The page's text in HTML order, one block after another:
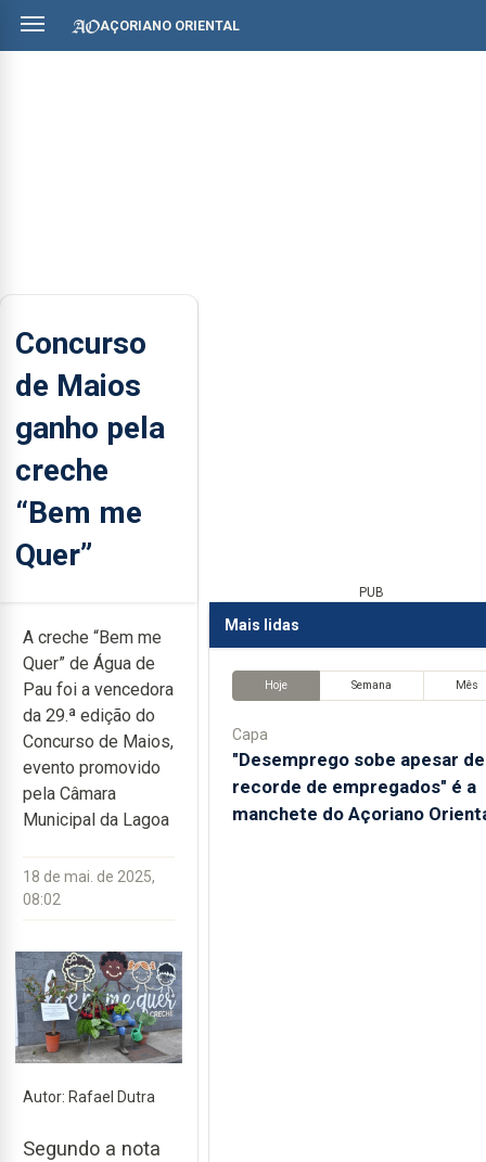
AÇORIANO ORIENTAL
Concurso
de Maios
ganho pela
creche
“Bem me
Quer”
A creche “Bem me
Quer” de Água de
Pau foi a vencedora
da 29.ª edição do
Concurso de Maios,
evento promovido
pela Câmara
Municipal da Lagoa
18 de mai. de 2025,
08:02
Autor: Rafael Dutra
Segundo a nota
PUB
Mais lidas
Hoje Semana Mês
Capa
"Desemprego sobe apesar de
recorde de empregados" é a
manchete do Açoriano